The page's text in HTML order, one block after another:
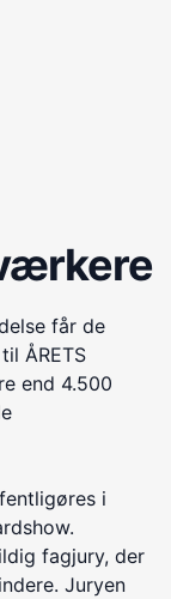
får de
ÅRETS
end 4.500
i
fagjury, der
Juryen